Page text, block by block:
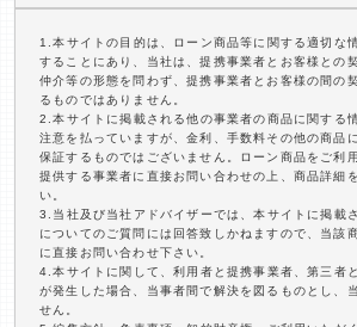
1.本サイトの目的は、ローン商品等に関する適切な
することにあり、当社は、提携事業者とお客様との
仲介等の形態を問わず、提携事業者とお客様の間の
るものではありません。
2.本サイトに掲載される他の事業者の商品に関する
注意を払っていますが、金利、手数料その他の商品
保証するものではございません。ローン商品をご利
提供する事業者に直接お問い合わせの上、商品詳細
い。
3.当社及び当社アドバイザーでは、本サイトに掲載
についてのご質問には回答致しかねますので、当該
に直接お問い合わせ下さい。
4.本サイトに関して、利用者と提携事業者、第三者
が発生した場合、当事者間で解決を図るものとし、
せん。